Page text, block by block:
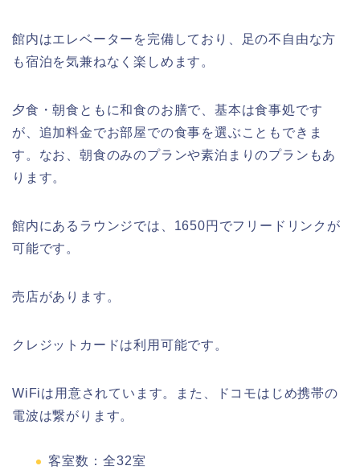
館内はエレベーターを完備しており、足の不自由な方
も宿泊を気兼ねなく楽しめます。
夕食・朝食ともに和食のお膳で、基本は食事処です
が、追加料金でお部屋での食事を選ぶこともできま
す。なお、朝食のみのプランや素泊まりのプランもあ
ります。
館内にあるラウンジでは、1650円でフリードリンクが
可能です。
売店があります。
クレジットカードは利用可能です。
WiFiは用意されています。また、ドコモはじめ携帯の
電波は繋がります。
客室数：全32室